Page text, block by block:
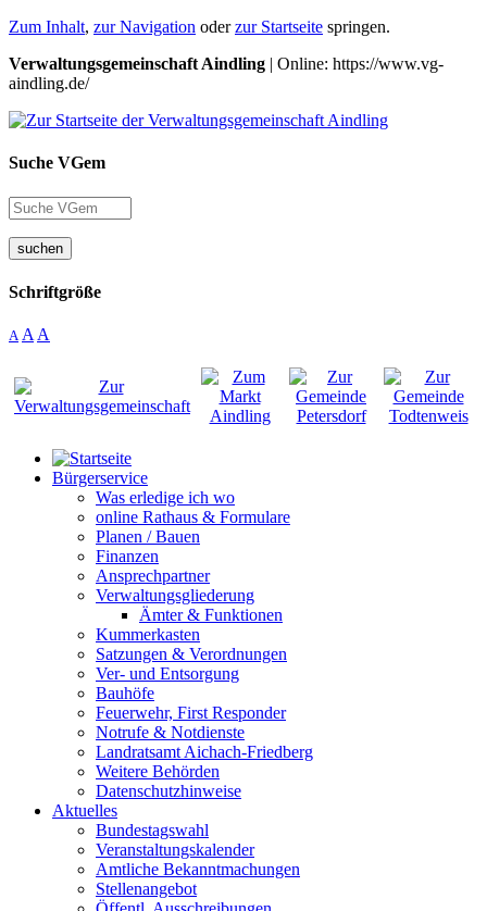
Zum Inhalt, zur Navigation oderzur Startseite springen.
Verwaltungsgemeinschaft Aindling | Online: https://www.vg-
aindling.de/
Suche VGem
suchen
Schriftgröße
A A A
Bürgerservice
Was erledige ich wo
online Rathaus & Formulare
Planen / Bauen
Finanzen
Ansprechpartner
Verwaltungsgliederung
Ämter & Funktionen
Kummerkasten
Satzungen & Verordnungen
Ver- und Entsorgung
Bauhöfe
Feuerwehr, First Responder
Notrufe & Notdienste
Landratsamt Aichach-Friedberg
Weitere Behörden
Datenschutzhinweise
Aktuelles
Bundestagswahl
Veranstaltungskalender
Amtliche Bekanntmachungen
Stellenangebot